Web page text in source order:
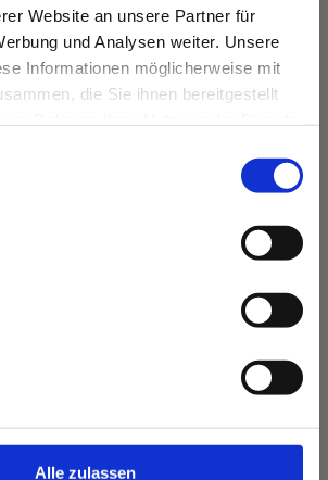
Website an unsere Partner für
und Analysen weiter. Unsere
Informationen möglicherweise mit
die Sie ihnen bereitgestellt
Alle zulassen